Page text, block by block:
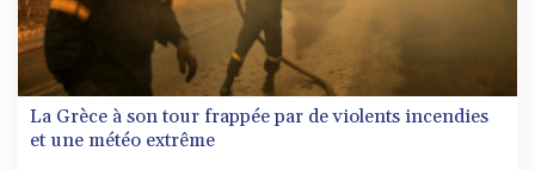
La Grèce à son tour frappée par de violents incendies
et une météo extrême